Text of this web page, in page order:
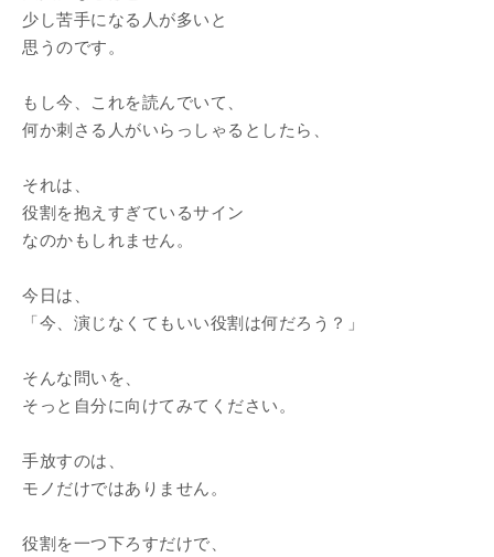
少し苦手になる人が多いと
思うのです。
もし今、これを読んでいて、
何か刺さる人がいらっしゃるとしたら、
それは、
役割を抱えすぎているサイン
なのかもしれません。
今日は、
「今、演じなくてもいい役割は何だろう？」
そんな問いを、
そっと自分に向けてみてください。
手放すのは、
モノだけではありません。
役割を一つ下ろすだけで、